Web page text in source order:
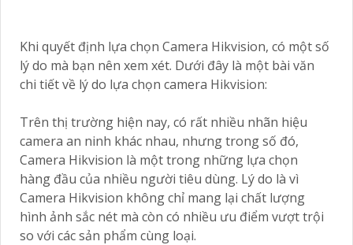
Khi quyết định lựa chọn Camera Hikvision, có một số
lý do mà bạn nên xem xét. Dưới đây là một bài văn
chi tiết về lý do lựa chọn camera Hikvision:
Trên thị trường hiện nay, có rất nhiều nhãn hiệu
camera an ninh khác nhau, nhưng trong số đó,
Camera Hikvision là một trong những lựa chọn
hàng đầu của nhiều người tiêu dùng. Lý do là vì
Camera Hikvision không chỉ mang lại chất lượng
hình ảnh sắc nét mà còn có nhiều ưu điểm vượt trội
so với các sản phẩm cùng loại.